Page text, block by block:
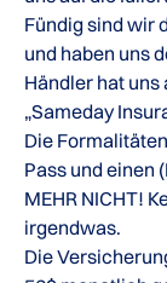
Fündig sind wir
und haben uns
Händler hat
„Sameday
Die
Pass und einen
MEHR NICHT!
irgendwas.
Die